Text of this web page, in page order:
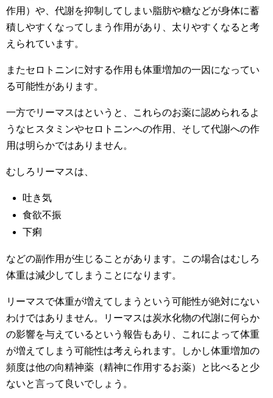
作用）や、代謝を抑制してしまい脂肪や糖などが身体に蓄
積しやすくなってしまう作用があり、太りやすくなると考
えられています。
またセロトニンに対する作用も体重増加の一因になってい
る可能性があります。
一方でリーマスはというと、これらのお薬に認められるよ
うなヒスタミンやセロトニンへの作用、そして代謝への作
用は明らかではありません。
むしろリーマスは、
吐き気
食欲不振
下痢
などの副作用が生じることがあります。この場合はむしろ
体重は減少してしまうことになります。
リーマスで体重が増えてしまうという可能性が絶対にない
わけではありません。リーマスは炭水化物の代謝に何らか
の影響を与えているという報告もあり、これによって体重
が増えてしまう可能性は考えられます。しかし体重増加の
頻度は他の向精神薬（精神に作用するお薬）と比べると少
ないと言って良いでしょう。